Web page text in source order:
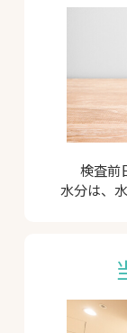
検査前
水分は、